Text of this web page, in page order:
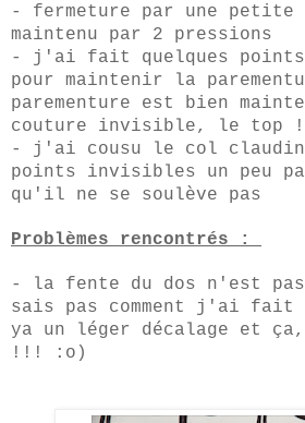
- fermeture par une petite
maintenu par 2 pressions
- j'ai fait quelques
pour maintenir la
parementure est bien
couture invisible, le top
- j'ai cousu le col
points invisibles un peu
qu'il ne se soulève pas
Problèmes rencontrés :
- la fente du dos n'est
sais pas comment j'ai fait
ya un léger décalage et ça,
!!! :o)